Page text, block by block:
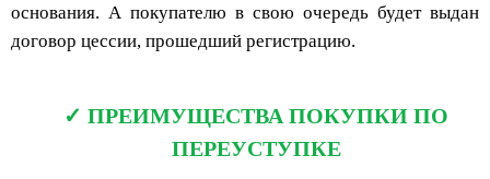
основания. А покупателю в свою очередь будет выдан
договор цессии, прошедший регистрацию.
ПРЕИМУЩЕСТВА ПОКУПКИ ПО
ПЕРЕУСТУПКЕ